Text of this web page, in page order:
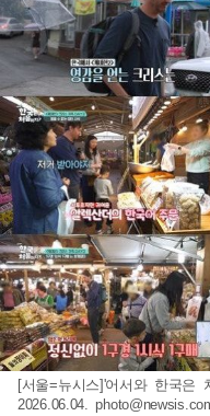
[서울=뉴시스]'어서와 한국은
2026.06.04.